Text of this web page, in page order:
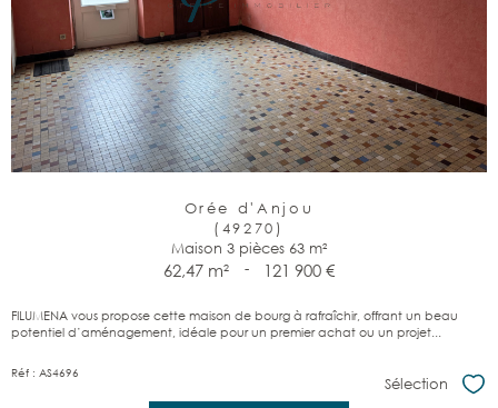
Orée d'Anjou
(49270)
Maison 3 pièces 63 m²
62,47 m² - 121 900 €
FILUMENA vous propose cette maison de bourg à rafraîchir, offrant un beau
potentiel d’aménagement, idéale pour un premier achat ou un projet...
Réf : AS4696
Sélection